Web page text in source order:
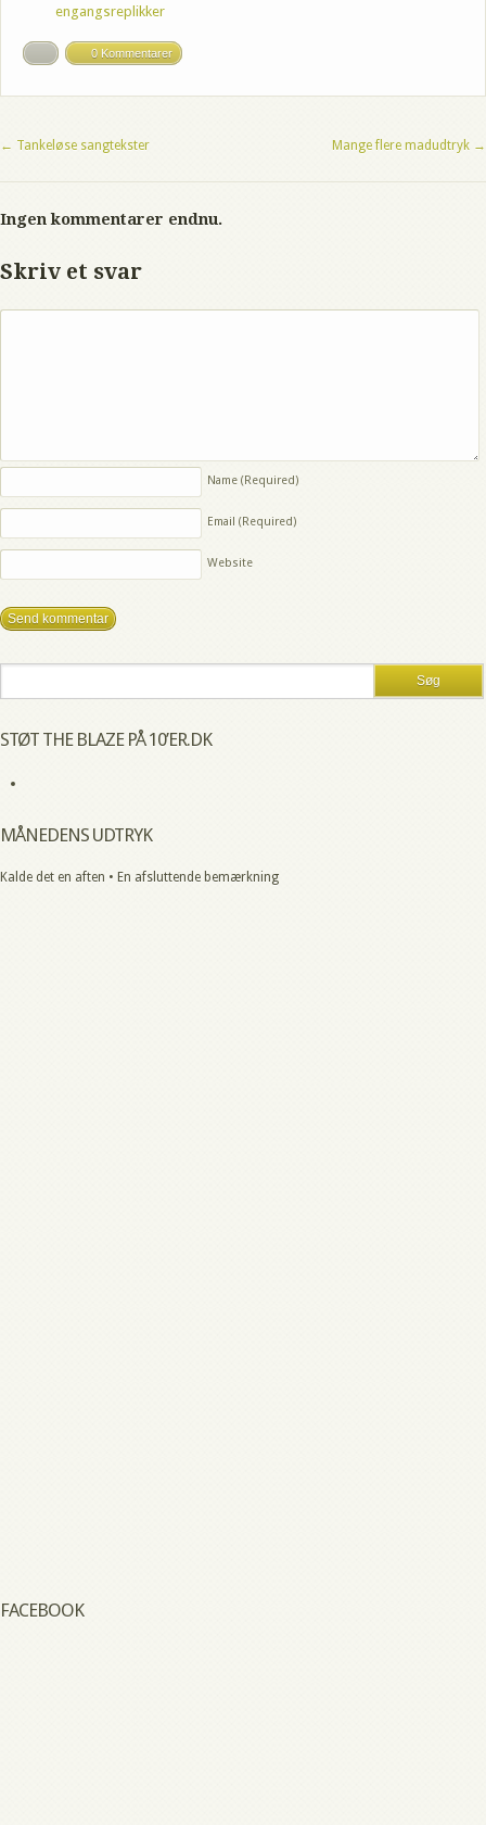
engangsreplikker
0 Kommentarer
← Tankeløse sangtekster Mange flere madudtryk →
Ingen kommentarer endnu.
Skriv et svar
Name (Required)
Email (Required)
Website
STØT THE BLAZE PÅ 10’ER.DK
MÅNEDENS UDTRYK
Kalde det en aften • En afsluttende bemærkning
FACEBOOK